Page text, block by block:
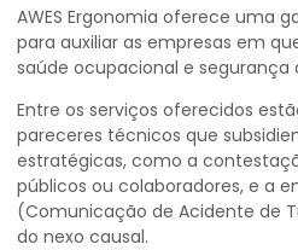
AWES Ergonomia oferece uma
para auxiliar as empresas em
saúde ocupacional e segurança
Entre os serviços oferecidos
pareceres técnicos que
estratégicas, como a
públicos ou colaboradores, e a
(Comunicação de Acidente de
do nexo causal.